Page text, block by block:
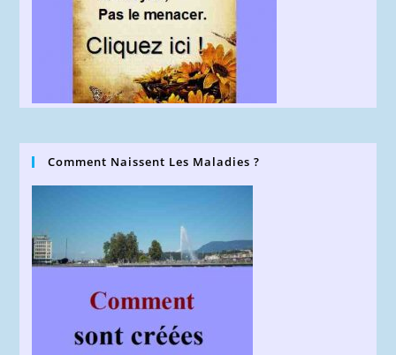
Comment Naissent Les Maladies ?